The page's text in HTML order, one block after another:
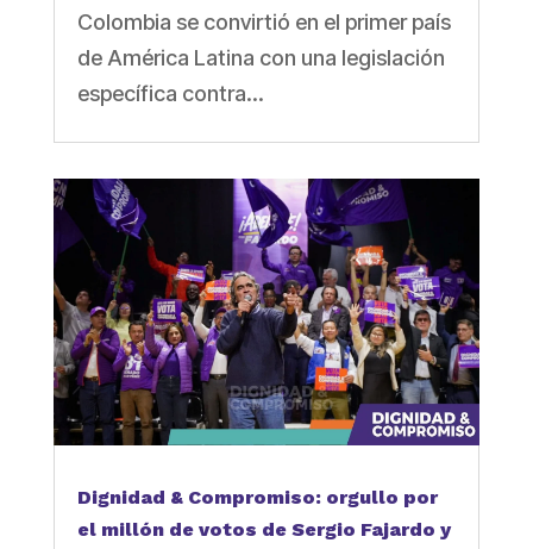
Colombia se convirtió en el primer país
de América Latina con una legislación
específica contra...
Dignidad & Compromiso: orgullo por
el millón de votos de Sergio Fajardo y